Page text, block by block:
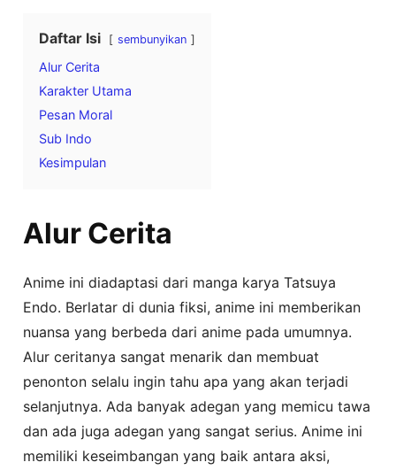
Daftar Isi sembunyikan
Alur Cerita
Karakter Utama
Pesan Moral
Sub Indo
Kesimpulan
Alur Cerita
Anime ini diadaptasi dari manga karya Tatsuya
Endo. Berlatar di dunia fiksi, anime ini memberikan
nuansa yang berbeda dari anime pada umumnya.
Alur ceritanya sangat menarik dan membuat
penonton selalu ingin tahu apa yang akan terjadi
selanjutnya. Ada banyak adegan yang memicu tawa
dan ada juga adegan yang sangat serius. Anime ini
memiliki keseimbangan yang baik antara aksi,